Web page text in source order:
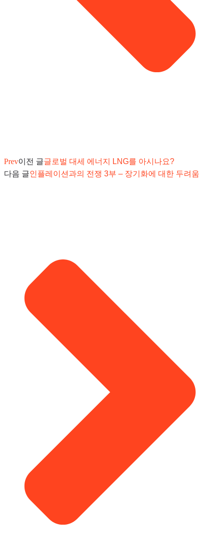
Prev이전 글글로벌 대세 에너지 LNG를 아시나요?
다음 글인플레이션과의 전쟁 3부 – 장기화에 대한 두려움